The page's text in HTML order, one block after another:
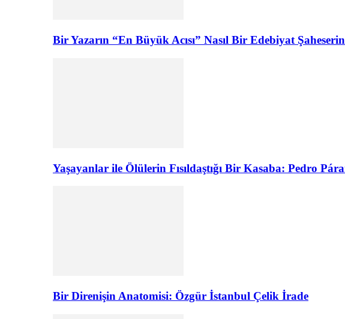
Bir Yazarın “En Büyük Acısı” Nasıl Bir Edebiyat
Yaşayanlar ile Ölülerin Fısıldaştığı Bir Kasaba: Pedro
Bir Direnişin Anatomisi: Özgür İstanbul Çelik İrade